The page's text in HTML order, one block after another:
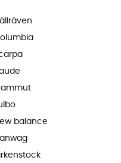
balance